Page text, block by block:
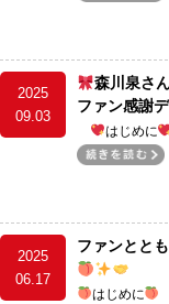
2025
09.03
森川泉さ
ファン感謝
はじめに
2025
06.17
ファンとと
はじめに